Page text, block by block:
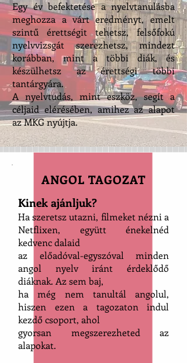
Egy év befektetése a nyelvtanulásba
meghozza a várt eredményt, emelt
szintű érettségit tehetsz, felsőfokú
nyelvvizsgát szerezhetsz, mindezt
korábban, mint a többi diák, és
készülhetsz az érettségi többi
tantárgyára.
A nyelvtudás, mint eszköz, segít a
céljaid elérésében, amihez az alapot
az MKG nyújtja.
ANGOL TAGOZAT
Kinek ajánljuk?
Ha szeretsz utazni, filmeket nézni a
Netflixen, együtt énekelnéd
kedvenc dalaid
az előadóval-egyszóval minden
angol nyelv iránt érdeklődő
diáknak. Az sem baj,
ha még nem tanultál angolul,
hiszen ezen a tagozaton indul
kezdő csoport, ahol
gyorsan megszerezheted az
alapokat.